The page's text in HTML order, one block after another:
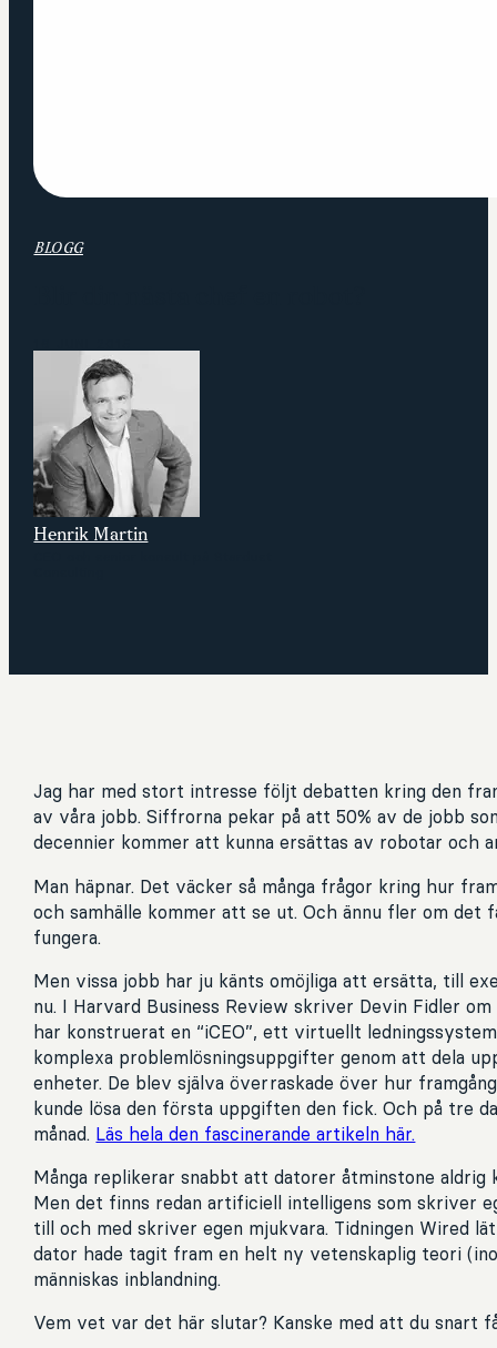
BLOGG
Henrik Martin
Jag har med stort intresse följt debatten kring den
av våra jobb. Siffrorna pekar på att 50% av de jobb
decennier kommer att kunna ersättas av robotar och
Man häpnar. Det väcker så många frågor kring hur
och samhälle kommer att se ut. Och ännu fler om det
fungera.
Men vissa jobb har ju känts omöjliga att ersätta, till
nu. I Harvard Business Review skriver Devin Fidler
har konstruerat en “iCEO”, ett virtuellt
komplexa problemlösningsuppgifter genom att dela
enheter. De blev själva överraskade över hur
kunde lösa den första uppgiften den fick. Och på tre
månad. Läs hela den fascinerande artikeln här.
Många replikerar snabbt att datorer åtminstone aldrig
Men det finns redan artificiell intelligens som skriver
till och med skriver egen mjukvara. Tidningen Wired
dator hade tagit fram en helt ny vetenskaplig teori
människas inblandning.
Vem vet var det här slutar? Kanske med att du snart